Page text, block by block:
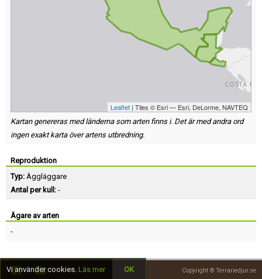
Leaflet | Tiles © Esri — Esri, DeLorme, NAVTEQ
Kartan genereras med länderna som arten finns i. Det är med andra ord
ingen exakt karta över artens utbredning.
Reproduktion
Typ: Äggläggare
Antal per kull: -
Ägare av arten
-
Copyright © Terrariedjur.se
Vi använder cookies. Läs mer OK